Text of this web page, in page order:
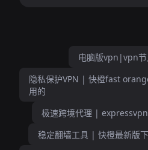
电脑版vpn|vpn
隐私保护VPN | 快橙fast
用的
极速跨境代理 |
稳定翻墙工具 | 快橙最新版